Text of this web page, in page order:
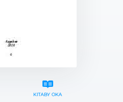
KITABY OKA